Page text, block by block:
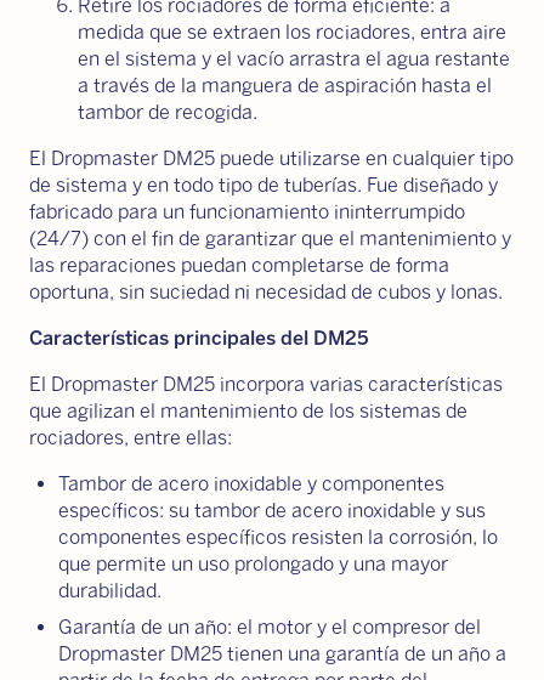
Retire los rociadores de forma eficiente: a
medida que se extraen los rociadores, entra aire
en el sistema y el vacío arrastra el agua restante
a través de la manguera de aspiración hasta el
tambor de recogida.
El Dropmaster DM25 puede utilizarse en cualquier tipo
de sistema y en todo tipo de tuberías. Fue diseñado y
fabricado para un funcionamiento ininterrumpido
(24/7) con el fin de garantizar que el mantenimiento y
las reparaciones puedan completarse de forma
oportuna, sin suciedad ni necesidad de cubos y lonas.
Características principales del DM25
El Dropmaster DM25 incorpora varias características
que agilizan el mantenimiento de los sistemas de
rociadores, entre ellas:
Tambor de acero inoxidable y componentes
específicos: su tambor de acero inoxidable y sus
componentes específicos resisten la corrosión, lo
que permite un uso prolongado y una mayor
durabilidad.
Garantía de un año: el motor y el compresor del
Dropmaster DM25 tienen una garantía de un año a